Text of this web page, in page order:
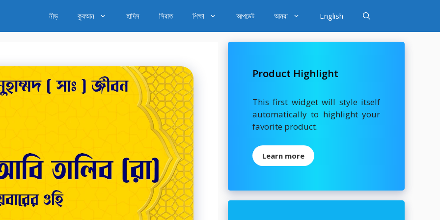
নীড় কুরআন হাদিস সিরাত শিক্ষা আপডেট আমরা English
Product Highlight
This first widget will style itself
automatically to highlight your
favorite product.
Learn more